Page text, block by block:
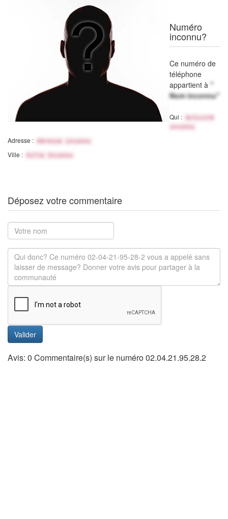
Numéro
inconnu?
Ce numéro de
téléphone
appartient à "
Nom inconnu"
Qui :
Activité
inconnu
Adresse : Adresse inconnu
Ville : Ville Inconnu
Déposez votre commentaire
Valider
Avis: 0 Commentaire(s) sur le numéro 02.04.21.95.28.2